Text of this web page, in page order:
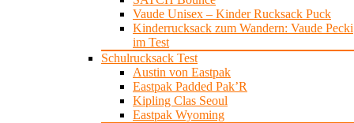
Vaude Unisex – Kinder Rucksack Puck
Kinderrucksack zum Wandern: Vaude Pecki
im Test
Schulrucksack Test
Austin von Eastpak
Eastpak Padded Pak’R
Kipling Clas Seoul
Eastpak Wyoming